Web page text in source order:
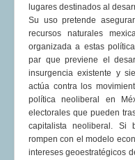
lugares destinados al
Su uso pretende
recursos naturales
organizada a estas
par que previene el
insurgencia existente y
actúa contra los
política neoliberal en
electorales que pueden
capitalista neoliberal. Si
rompen con el modelo
intereses geoestratégicos